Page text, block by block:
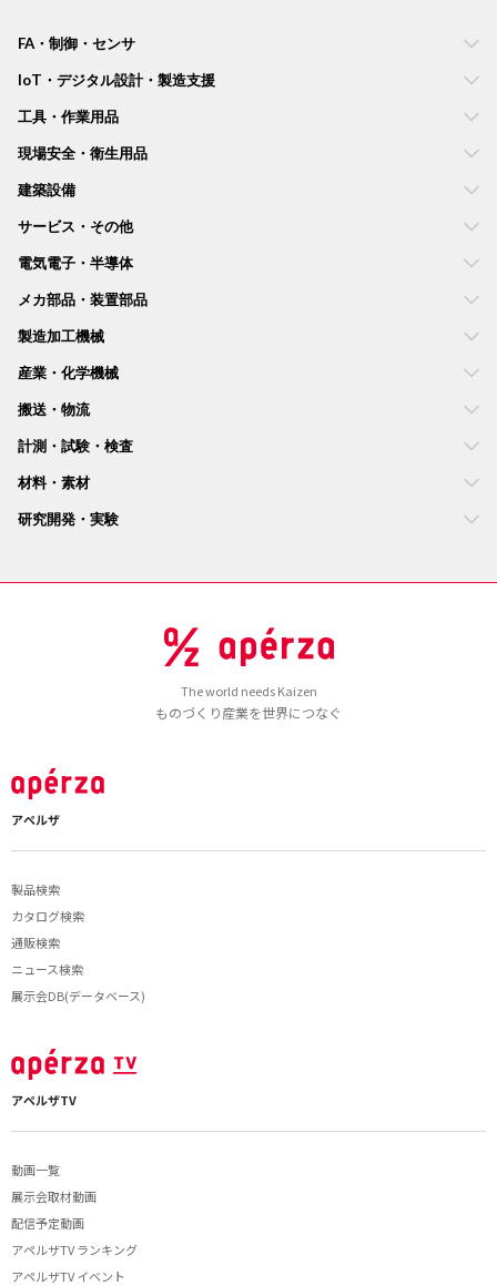
FA・制御・センサ
IoT・デジタル設計・製造支援
工具・作業用品
現場安全・衛生用品
建築設備
サービス・その他
電気電子・半導体
メカ部品・装置部品
製造加工機械
産業・化学機械
搬送・物流
計測・試験・検査
材料・素材
研究開発・実験
The world needs Kaizen
ものづくり産業を世界につなぐ
アペルザ
製品検索
カタログ検索
通販検索
ニュース検索
展示会DB(データベース)
アペルザTV
動画一覧
展示会取材動画
配信予定動画
アペルザTV ランキング
アペルザTV イベント